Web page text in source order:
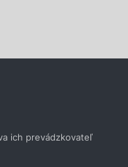
ich prevádzkovateľ